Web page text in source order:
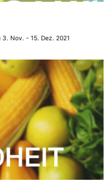
Nov. - 15. Dez. 2021